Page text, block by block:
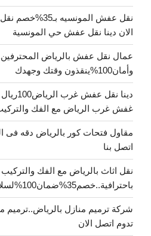
نقل عفش
الان دينا نقل عفش حي المونسية
عمال نقل عفش بالرياض
وأمان100%ينقذون وقتك وجهدك
دينا
غفش غرب الرياض مع الفك
اتصل بنا
نقل اثاث بالرياض مع الفك والتركيب
باحترافية..خصم35%ضمان100%لسلامة العفش
تدوم اتصل الان